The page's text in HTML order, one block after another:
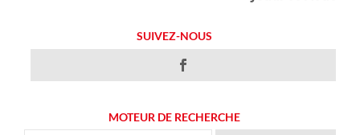
SUIVEZ-NOUS
MOTEUR DE RECHERCHE